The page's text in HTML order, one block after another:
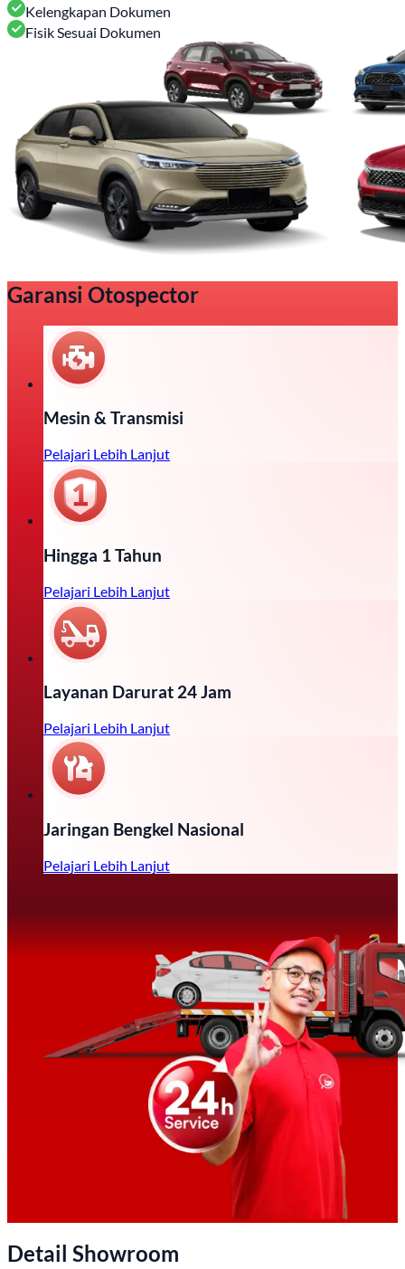
Kelengkapan Dokumen
Fisik Sesuai Dokumen
Garansi Otospector
Mesin & Transmisi
Pelajari Lebih Lanjut
Hingga 1 Tahun
Pelajari Lebih Lanjut
Layanan Darurat 24 Jam
Pelajari Lebih Lanjut
Jaringan Bengkel Nasional
Pelajari Lebih Lanjut
Detail Showroom